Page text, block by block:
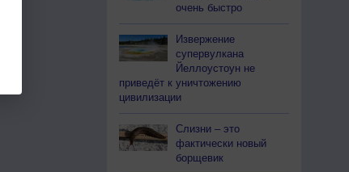
очень быстро
Извержение
супервулкана
Йеллоустоун не
приведёт к уничтожению
цивилизации
Слизни – это
фактически новый
борщевик